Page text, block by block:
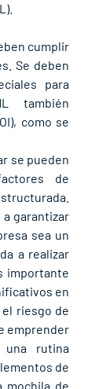
cumplir
Se deben
para
también
como se
se pueden
de
garantizar
sea un
a realizar
importante
en
riesgo de
emprender
rutina
de
mochila de